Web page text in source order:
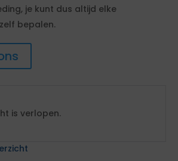
je kunt dus altijd elke
bepalen.
is verlopen.